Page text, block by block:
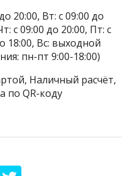
20:00, Вт: с 09:00 до
с 09:00 до 20:00, Пт: с
18:00, Вс: выходной
пн-пт 9:00-18:00)
Наличный расчёт,
по QR-коду